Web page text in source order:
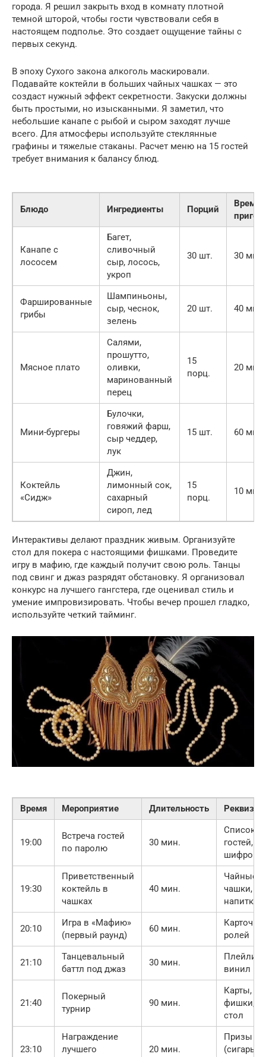
города. Я решил закрыть вход в комнату плотной
темной шторой, чтобы гости чувствовали себя в
настоящем подполье. Это создает ощущение тайны с
первых секунд.
В эпоху Сухого закона алкоголь маскировали.
Подавайте коктейли в больших чайных чашках — это
создаст нужный эффект секретности. Закуски должны
быть простыми, но изысканными. Я заметил, что
небольшие канапе с рыбой и сыром заходят лучше
всего. Для атмосферы используйте стеклянные
графины и тяжелые стаканы. Расчет меню на 15 гостей
требует внимания к балансу блюд.
Блюдо Ингредиенты Порций
Время
Канапе с
лососем
Багет,
сливочный
сыр, лосось,
укроп
30 шт. 30 мин.
Фаршированные
грибы
Шампиньоны,
сыр, чеснок,
зелень
20 шт. 40 мин.
Мясное плато
Салями,
прошутто,
оливки,
маринованный
перец
15
порц.
20 мин.
Мини-бургеры
Булочки,
говяжий фарш,
сыр чеддер,
лук
15 шт. 60 мин.
Коктейль
«Сидж»
Джин,
лимонный сок,
сахарный
сироп, лед
15
порц.
10 мин.
Интерактивы делают праздник живым. Организуйте
стол для покера с настоящими фишками. Проведите
игру в мафию, где каждый получит свою роль. Танцы
под свинг и джаз разрядят обстановку. Я организовал
конкурс на лучшего гангстера, где оценивал стиль и
умение импровизировать. Чтобы вечер прошел гладко,
используйте четкий тайминг.
Время Мероприятие Длительность Реквизит
19:00
Встреча гостей
по паролю
30 мин.
Список
гостей,
19:30
Приветственный
коктейль в
чашках
40 мин.
Чайные
чашки,
напитки
20:10
Игра в «Мафию»
(первый раунд)
60 мин.
Карточки
ролей
21:10
Танцевальный
баттл под джаз
30 мин.
винил
21:40
Покерный
турнир
90 мин.
Карты,
фишки,
стол
23:10
Награждение
лучшего
20 мин.
Призы
(сигары,